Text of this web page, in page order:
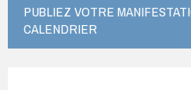
PUBLIEZ VOTRE
CALENDRIER